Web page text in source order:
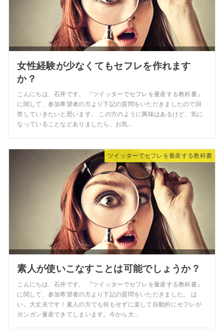
女性経験が少なくてもセフレを作れます
か？
こんにちは、石井です。 『ツイッターでセフレを量産する教科書』
に関して、参加希望者の方より下記の質問をいただきましたので回
答していきたいと思います。 この方のように興味はあるけど、気に
なっていることなどありましたら、お気...
ツイッターでセフレを量産する教科書
素人が使いこなすことは可能でしょうか？
こんにちは、石井です。 『ツイッターでセフレを量産する教科書』
に関して、参加希望者の方より下記の質問をいただきました。 は
い。大丈夫です！素人の方でも何もせずに楽して自動的にセフレが
ガンガン量産できてしまいます。今から大...